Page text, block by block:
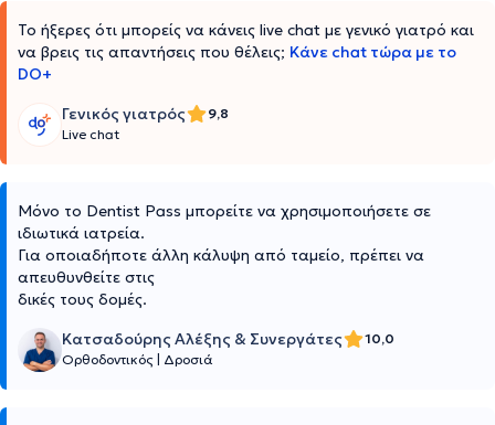
Το ήξερες ότι μπορείς να κάνεις live chat με γενικό γιατρό και
να βρεις τις απαντήσεις που θέλεις; Κάνε chat τώρα με το
DO+
Γενικός γιατρός
9,8
Live chat
Μόνο το Dentist Pass μπορείτε να χρησιμοποιήσετε σε
ιδιωτικά ιατρεία.
Για οποιαδήποτε άλλη κάλυψη από ταμείο, πρέπει να
απευθυνθείτε στις
δικές τους δομές.
Κατσαδούρης Αλέξης & Συνεργάτες
10,0
Ορθοδοντικός
Δροσιά